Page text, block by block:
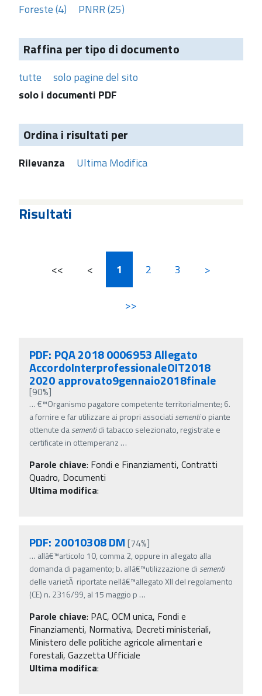
Foreste (4)
PNRR (25)
Raffina per tipo di documento
tutte
solo pagine del sito
solo i documenti PDF
Ordina i risultati per
Rilevanza Ultima Modifica
Risultati
<< < 1 2 3 >
>>
PDF: PQA 2018 0006953 Allegato
AccordoInterprofessionaleOIT2018
2020 approvato9gennaio2018finale
[90%]
…€™Organismo pagatore competente territorialmente; 6.
a fornire e far utilizzare ai propri associati sementio piante
ottenute dasementidi tabacco selezionato, registrate e
certificate in ottemperanz …
Parole chiave: Fondi e Finanziamenti, Contratti
Quadro, Documenti
Ultima modifica:
PDF: 20010308 DM [74%]
… allâ€™articolo 10, comma 2, oppure in allegato alla
domanda di pagamento; b. allâ€™utilizzazione di sementi
delle varietÃ riportate nellâ€™allegato XII del regolamento
(CE) n. 2316/99, al 15 maggio p …
Parole chiave: PAC, OCM unica, Fondi e
Finanziamenti, Normativa, Decreti ministeriali,
Ministero delle politiche agricole alimentari e
forestali, Gazzetta Ufficiale
Ultima modifica: